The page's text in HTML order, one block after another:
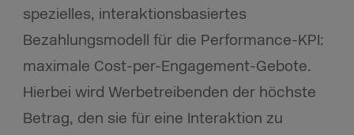
spezielles, interaktionsbasiertes
Bezahlungsmodell für die Performance-KPI:
maximale Cost-per-Engagement-Gebote.
Hierbei wird Werbetreibenden der höchste
Betrag, den sie für eine Interaktion zu